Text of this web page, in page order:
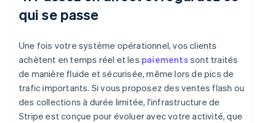
qui se passe
Une fois votre système opérationnel, vos clients
achètent en temps réel et les paiements sont traités
de manière fluide et sécurisée, même lors de pics de
trafic importants. Si vous proposez des ventes flash ou
des collections à durée limitée, l'infrastructure de
Stripe est conçue pour évoluer avec votre activité, que